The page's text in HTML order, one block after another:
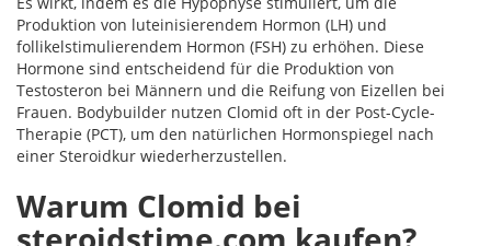
Produktion von luteinisierendem Hormon (LH) und
follikelstimulierendem Hormon (FSH) zu erhöhen. Diese
Hormone sind entscheidend für die Produktion von
Testosteron bei Männern und die Reifung von Eizellen bei
Frauen. Bodybuilder nutzen Clomid oft in der Post-Cycle-
Therapie (PCT), um den natürlichen Hormonspiegel nach
einer Steroidkur wiederherzustellen.
Warum Clomid bei